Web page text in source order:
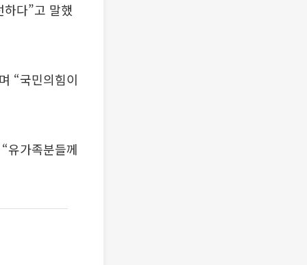
다”고 말했
“국민의힘이
유가족분들께